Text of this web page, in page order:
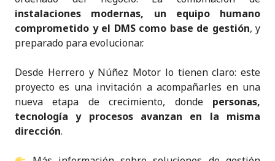
instalaciones modernas, un equipo humano
comprometido y el DMS como base de gestión, y
preparado para evolucionar.
Desde Herrero y Núñez Motor lo tienen claro: este
proyecto es una invitación a acompañarles en una
nueva etapa de crecimiento, donde personas,
tecnología y procesos avanzan en la misma
dirección.